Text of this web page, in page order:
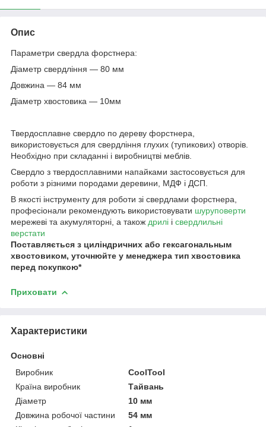
Опис
Параметри свердла форстнера:
Діаметр свердління ― 80 мм
Довжина ― 84 мм
Діаметр хвостовика ― 10мм
Твердосплавне свердло по дереву форстнера,
використовується для свердління глухих (тупикових) отворів.
Необхідно при складанні і виробництві меблів.
Свердло з твердосплавними напайками застосовується для
роботи з різними породами деревини, МДФ і ДСП.
В якості інструменту для роботи зі свердлами форстнера,
професіонали рекомендують використовувати шуруповерти
мережеві та акумуляторні, а також дрилі і свердлильні
верстати
Поставляється з циліндричних або гексагональным
хвостовиком, уточнюйте у менеджера тип хвостовика
перед покупкою*
Приховати
Характеристики
Основні
Виробник
CoolTool
Країна виробник
Тайвань
Діаметр
10 мм
Довжина робочої частини
54 мм